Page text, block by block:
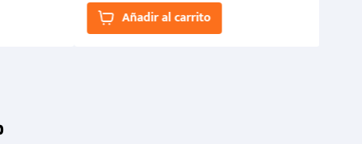
Añadir al carrito